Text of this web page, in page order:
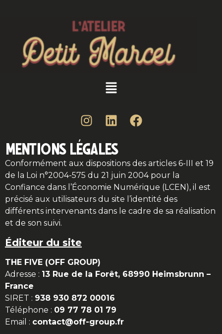
MENTIONS LÉGALES
Conformément aux dispositions des articles 6-III et 19
de la Loi n°2004-575 du 21 juin 2004 pour la
Confiance dans l’Économie Numérique (LCEN), il est
précisé aux utilisateurs du site l’identité des
différents intervenants dans le cadre de sa réalisation
et de son suivi.
Éditeur du site
THE FIVE (OFF GROUP)
Adresse : 13 Rue de la Forêt, 68990 Heimsbrunn –
France
SIRET : 938 930 872 00016
Téléphone : 09 77 78 01 79
Email : contact@off-group.fr